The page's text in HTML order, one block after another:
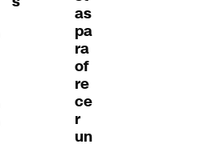
as
pa
ra
of
re
ce
r
un